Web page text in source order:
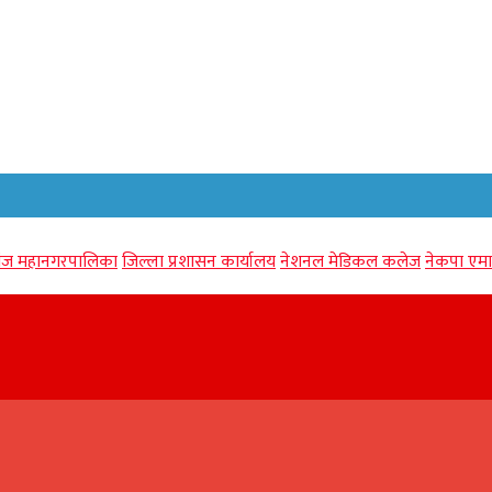
महानगरपालिकाजिल्ला प्रशासन कार्यालयनेशनल मेडिकल कलेजनेकपा